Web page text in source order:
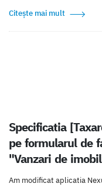
Citește mai mult
Specificatia
pe formularul de
"Vanzari de
Am modificat aplicatia